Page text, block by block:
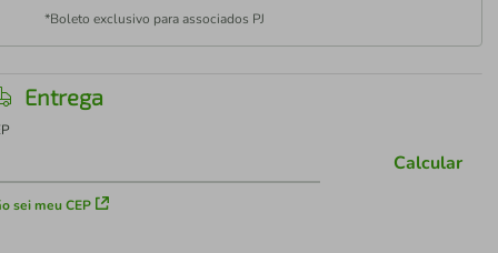
*Boleto exclusivo para associados PJ
Entrega
sei meu CEP
Calcular